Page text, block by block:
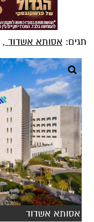
תגים: אסותא אשדוד ,
אסותא אשדוד